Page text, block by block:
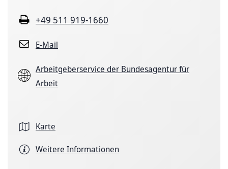
+49 511 919-1660
E-Mail
Arbeitgeberservice der Bundesagentur für
Arbeit
Karte
Weitere Informationen